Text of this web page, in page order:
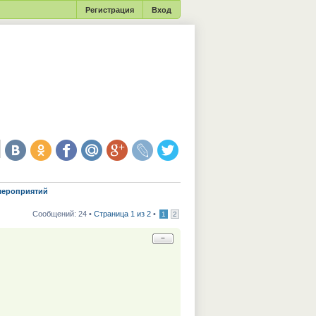
Вход
Регистрация
Сообщений: 24 • Страница 1 из 2 • 1 2
−